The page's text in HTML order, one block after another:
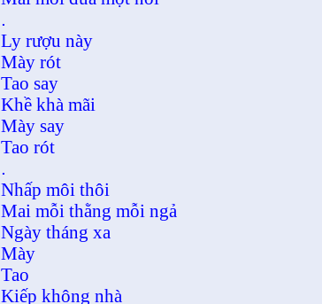
.
Ly rượu này
Mày rót
Tao say
Khề khà mãi
Mày say
Tao rót
.
Nhấp môi thôi
Mai mỗi thằng mỗi ngả
Ngày tháng xa
Mày
Tao
Kiếp không nhà